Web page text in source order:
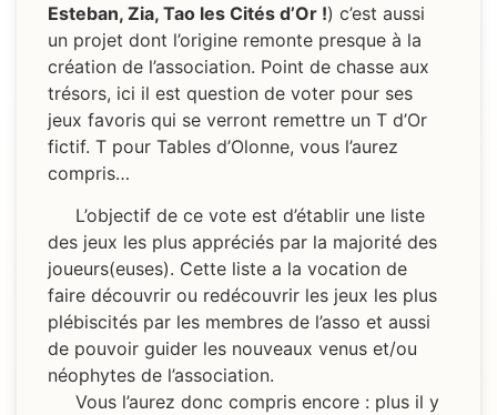
Esteban, Zia, Tao les Cités d’Or !) c’est aussi
un projet dont l’origine remonte presque à la
création de l’association. Point de chasse aux
trésors, ici il est question de voter pour ses
jeux favoris qui se verront remettre un T d’Or
fictif. T pour Tables d’Olonne, vous l’aurez
compris…
L’objectif de ce vote est d’établir une liste
des jeux les plus appréciés par la majorité des
joueurs(euses). Cette liste a la vocation de
faire découvrir ou redécouvrir les jeux les plus
plébiscités par les membres de l’asso et aussi
de pouvoir guider les nouveaux venus et/ou
néophytes de l’association.
Vous l’aurez donc compris encore : plus il y